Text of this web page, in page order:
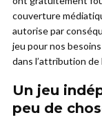
couverture
autorise par
jeu pour nos
dans l’attribution
Un jeu
peu de